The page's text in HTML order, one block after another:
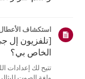
استكشاف
[تلفزيون إل
الخاص بي؟
تتيح لك إعدادات